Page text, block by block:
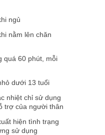
ngủ
nằm lên chăn
quá 60 phút, mỗi
dưới 13 tuổi
nhiệt chỉ sử dụng
trợ của người thân
hiện tình trạng
sử dụng